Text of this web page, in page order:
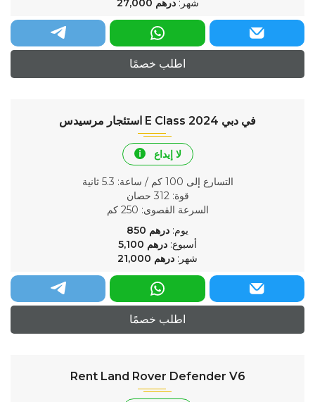
اطلب خصمًا
استئجار مرسيدس E Class 2024 في دبي
لا إيداع
التسارع إلى 100 كم / ساعة
: 5.3 ثانية
قوة: 312 حصان
السرعة القصوى: 250 كم
يوم: درهم
أسبوع: درهم
شهر: درهم
اطلب خصمًا
Rent Land Rover Defender V6